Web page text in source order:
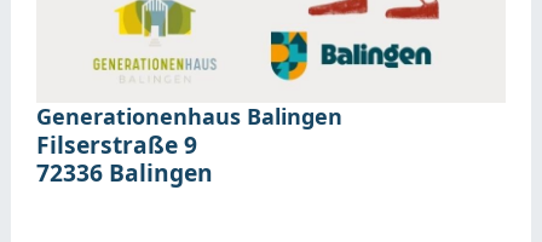
Generationenhaus Balingen
Filserstraße 9
72336 Balingen